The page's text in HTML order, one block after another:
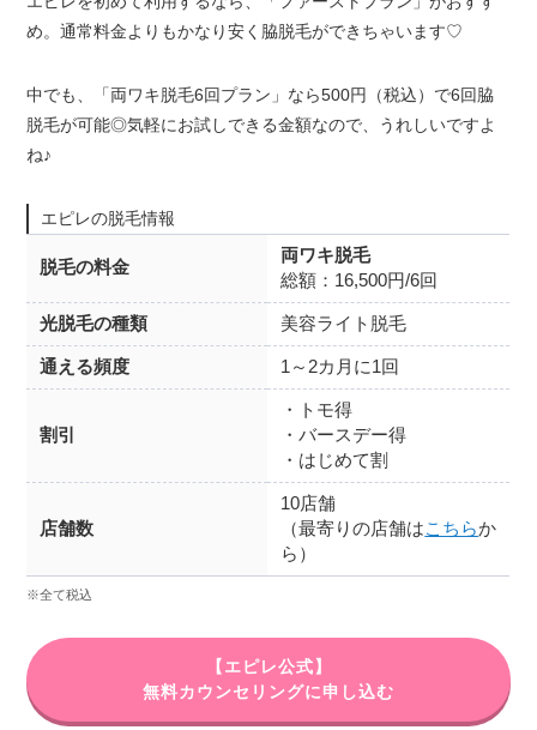
め。通常料金よりもかなり安く脇脱毛ができちゃいます♡
中でも、「両ワキ脱毛6回プラン」なら500円（税込）で6回脇
脱毛が可能◎気軽にお試しできる金額なので、うれしいですよ
ね♪
エピレの脱毛情報
脱毛の料金
両ワキ脱毛
総額：16,500円/6回
光脱毛の種類 美容ライト脱毛
通える頻度 1～2カ月に1回
割引
・トモ得
・バースデー得
・はじめて割
店舗数
10店舗
（最寄りの店舗はこちらか
ら）
※全て税込
【エピレ公式】
無料カウンセリングに申し込む